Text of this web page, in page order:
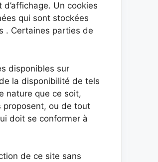
Un cookies
qui sont stockées
. Certaines parties de
disponibles sur
la disponibilité de tels
nature que ce soit,
proposent, ou de tout
doit se conformer à
de ce site sans